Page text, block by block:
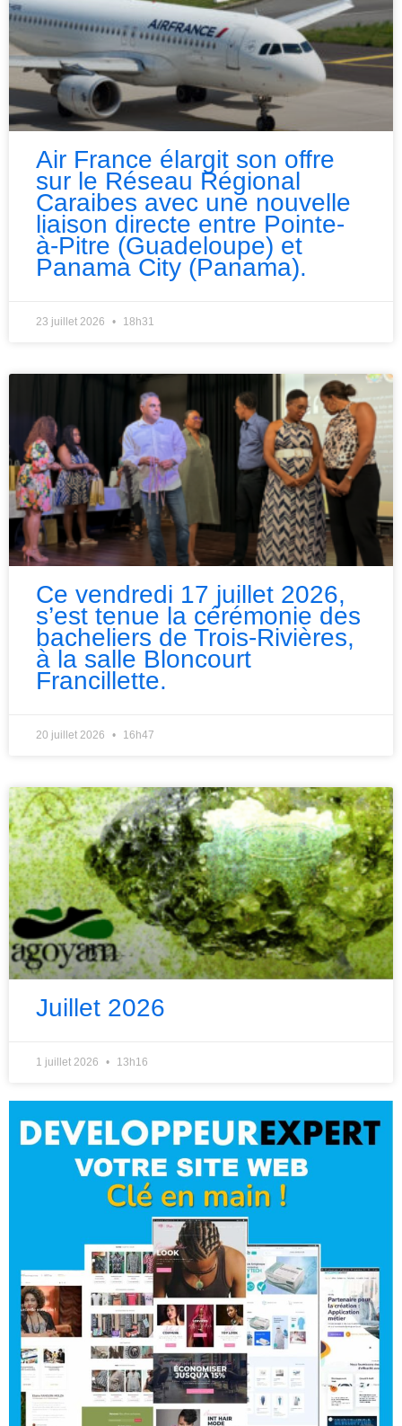
Air France élargit son offre
sur le Réseau Régional
Caraibes avec une nouvelle
liaison directe entre Pointe-
à-Pitre (Guadeloupe) et
Panama City (Panama).
23 juillet 2026 18h31
Ce vendredi 17 juillet 2026,
s’est tenue la cérémonie des
bacheliers de Trois-Rivières,
à la salle Bloncourt
Francillette.
20 juillet 2026 16h47
Juillet 2026
1 juillet 2026 13h16